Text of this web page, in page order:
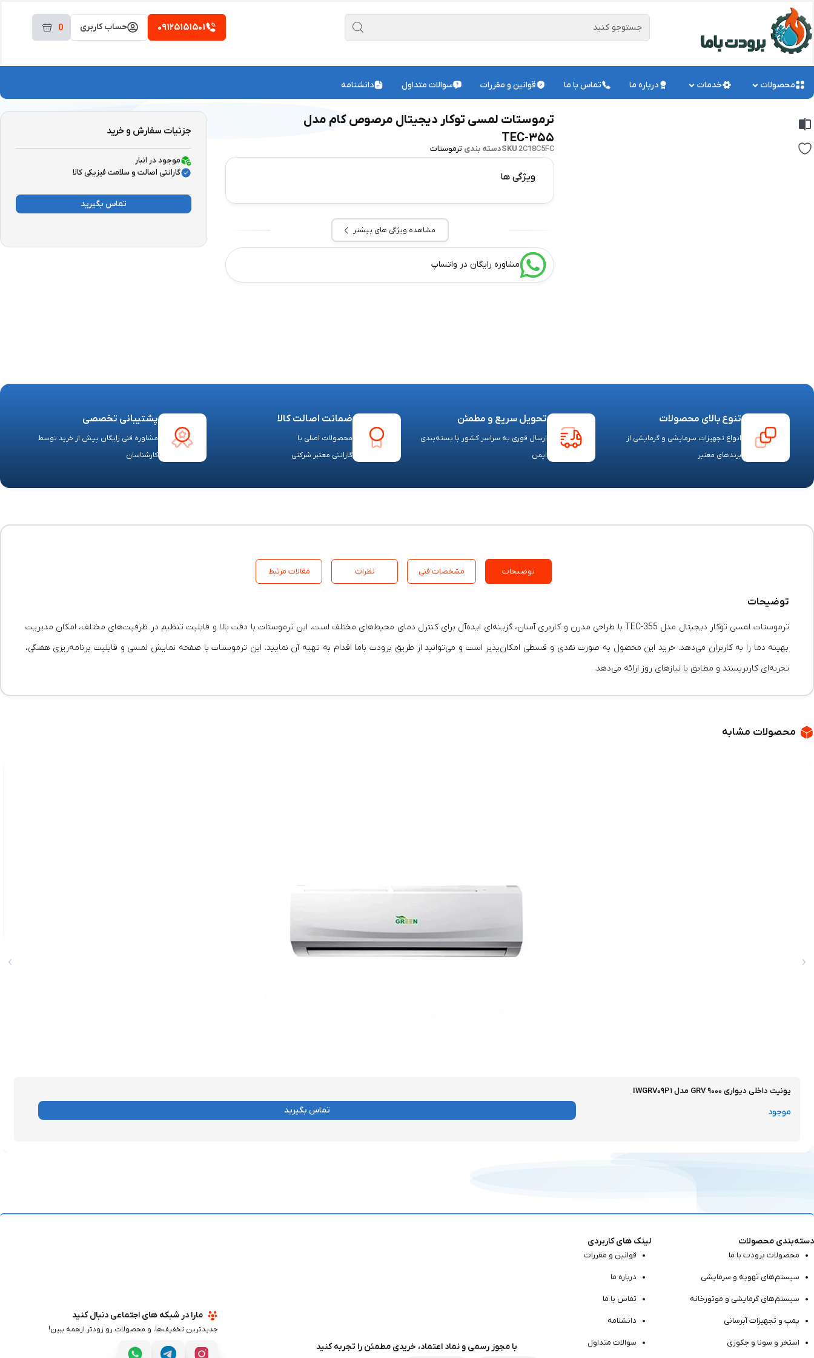
0 حساب کاربری ۰۹۱۲۵۱۵۱۵۰۱
محصولات خدمات درباره ما تماس با ما قوانین و مقررات سوالات متداول دانشنامه
ترموستات لمسی توکار دیجیتال مرصوص کام مدل
TEC-۳۵۵
SKU2C18C5FC دسته بندی ترموستات
ویژگی ها
مشاهده ویژگی های بیشتر
مشاوره رایگان در واتساپ
جزئیات سفارش و خرید
موجود در انبار
گارانتی اصالت و سلامت فیزیکی کالا
تماس بگیرید
تنوع بالای محصولات
انواع تجهیزات سرمایشی و گرمایشی از
برندهای معتبر
تحویل سریع و مطمئن
ارسال فوری به سراسر کشور با بسته‌بندی
ایمن
ضمانت اصالت کالا
محصولات اصلی با
گارانتی معتبر شرکتی
پشتیبانی تخصصی
مشاوره فنی رایگان پیش از خرید توسط
کارشناسان
توضیحات مشخصات فنی نظرات مقالات مرتبط
توضیحات
ترموستات لمسی توکار دیجیتال مدل TEC-355 با طراحی مدرن و کاربری آسان، گزینه‌ای ایده‌آل برای کنترل دمای محیط‌های مختلف است. این ترموستات با دقت بالا و قابلیت تنظیم در ظرفیت‌های مختلف، امکان مدیریت
بهینه دما را به کاربران می‌دهد. خرید این محصول به صورت نقدی و قسطی امکان‌پذیر است و می‌توانید از طریق برودت باما اقدام به تهیه آن نمایید. این ترموستات با صفحه نمایش لمسی و قابلیت برنامه‌ریزی هفتگی،
تجربه‌ای کاربرپسند و مطابق با نیازهای روز ارائه می‌دهد.
محصولات مشابه
یونیت داخلی دیواری ۹۰۰۰ GRV مدل IWGRV۰۹P۱
موجود تماس بگیرید
دسته‌بندی محصولات
محصولات برودت با ما
سیستم‌های تهویه و سرمایشی
سیستم‌های گرمایشی و موتور‌خانه
پمپ و تجهیزات آبرسانی
استخر و سونا و جکوزی
لینک های کاربردی
قوانین و مقررات
درباره ما
تماس با ما
دانشنامه
سوالات متداول با مجوز رسمی و نماد اعتماد، خریدی مطمئن را تجربه کنید
مارا در شبکه های اجتماعی دنبال کنید
جدیدترین تخفیف‌ها، و محصولات رو زودتر ازهمه ببین!